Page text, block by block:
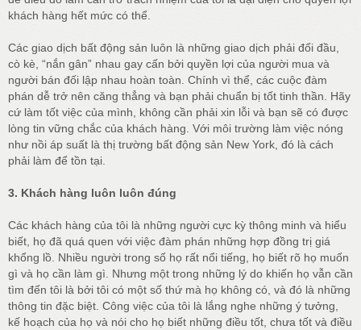
khách hàng hết mức có thể.
Các giao dịch bất động sản luôn là những giao dịch phải đối đầu,
cò kè, “nắn gân” nhau gay cấn bởi quyền lợi của người mua và
người bán đối lập nhau hoàn toàn. Chính vì thể, các cuộc đàm
phán dễ trở nên căng thẳng và bạn phải chuẩn bị tốt tinh thần. Hãy
cứ làm tốt việc của mình, không cần phải xin lỗi và bạn sẽ có được
lòng tin vững chắc của khách hàng. Với môi trường làm việc nóng
như nồi áp suất là thị trường bất động sản New York, đó là cách
phải làm để tồn tại.
3. Khách hàng luôn luôn đúng
Các khách hàng của tôi là những người cực kỳ thông minh và hiểu
biết, họ đã quá quen với việc đàm phán những hợp đồng trị giá
khổng lồ. Nhiều người trong số họ rất nổi tiếng, họ biết rõ họ muốn
gì và họ cần làm gì. Nhưng một trong những lý do khiến họ vẫn cần
tìm đến tôi là bởi tôi có một số thứ mà họ không có, và đó là những
thông tin đặc biệt. Công việc của tôi là lắng nghe những ý tưởng,
kế hoạch của họ và nói cho họ biết những điều tốt, chưa tốt và điều